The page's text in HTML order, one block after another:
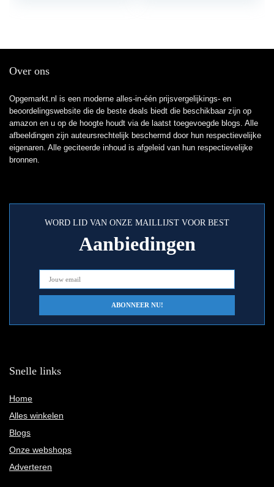
Over ons
Opgemarkt.nl is een moderne alles-in-één prijsvergelijkings- en
beoordelingswebsite die de beste deals biedt die beschikbaar zijn op
amazon en u op de hoogte houdt via de laatst toegevoegde blogs. Alle
afbeeldingen zijn auteursrechtelijk beschermd door hun respectievelijke
eigenaren. Alle geciteerde inhoud is afgeleid van hun respectievelijke
bronnen.
WORD LID VAN ONZE MAILLIJST VOOR BEST
Aanbiedingen
Snelle links
Home
Alles winkelen
Blogs
Onze webshops
Adverteren